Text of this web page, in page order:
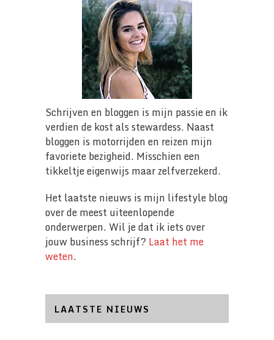
Schrijven en bloggen is mijn passie en ik
verdien de kost als stewardess. Naast
bloggen is motorrijden en reizen mijn
favoriete bezigheid. Misschien een
tikkeltje eigenwijs maar zelfverzekerd.
Het laatste nieuws is mijn lifestyle blog
over de meest uiteenlopende
onderwerpen. Wil je dat ik iets over
jouw business schrijf? Laat het me
weten.
LAATSTE NIEUWS